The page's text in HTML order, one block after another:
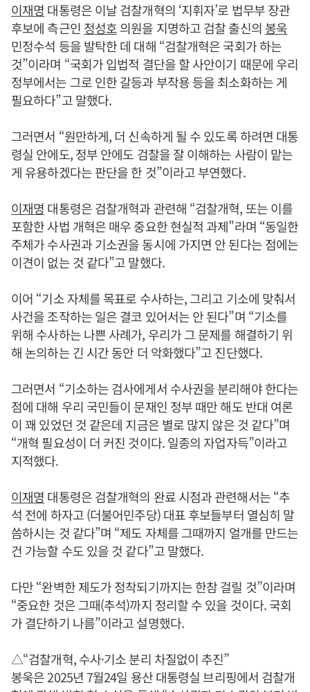
이재명 대통령은 이날 검찰개혁의 ‘지휘자’로 법무부 장관
후보에 측근인 정성호의원을 지명하고 검찰 출신의 봉욱
민정수석 등을 발탁한 데 대해 “검찰개혁은 국회가 하는
것”이라며 “국회가 입법적 결단을 할 사안이기 때문에 우리
정부에서는 그로 인한 갈등과 부작용 등을 최소화하는 게
필요하다”고 말했다.
그러면서 “원만하게, 더 신속하게 될 수 있도록 하려면 대통
령실 안에도, 정부 안에도 검찰을 잘 이해하는 사람이 맡는
게 유용하겠다는 판단을 한 것”이라고 부연했다.
이재명 대통령은 검찰개혁과 관련해 “검찰개혁, 또는 이를
포함한 사법 개혁은 매우 중요한 현실적 과제”라며 “동일한
주체가 수사권과 기소권을 동시에 가지면 안 된다는 점에는
이견이 없는 것 같다”고 말했다.
이어 “기소 자체를 목표로 수사하는, 그리고 기소에 맞춰서
사건을 조작하는 일은 결코 있어서는 안 된다”며 “기소를
위해 수사하는 나쁜 사례가, 우리가 그 문제를 해결하기 위
해 논의하는 긴 시간 동안 더 악화했다”고 진단했다.
그러면서 “기소하는 검사에게서 수사권을 분리해야 한다는
점에 대해 우리 국민들이 문재인 정부 때만 해도 반대 여론
이 꽤 있었던 것 같은데 지금은 별로 많지 않은 것 같다”며
“개혁 필요성이 더 커진 것이다. 일종의 자업자득”이라고
지적했다.
이재명 대통령은 검찰개혁의 완료 시점과 관련해서는 “추
석 전에 하자고 (더불어민주당) 대표 후보들부터 열심히 말
씀하시는 것 같다”며 “제도 자체를 그때까지 얼개를 만드는
건 가능할 수도 있을 것 같다”고 말했다.
다만 “완벽한 제도가 정착되기까지는 한참 걸릴 것”이라며
“중요한 것은 그때(추석)까지 정리할 수 있을 것이다. 국회
가 결단하기 나름”이라고 설명했다.
△“검찰개혁, 수사·기소 분리 차질없이 추진”
봉욱은 2025년 7월24일 용산 대통령실 브리핑에서 검찰개